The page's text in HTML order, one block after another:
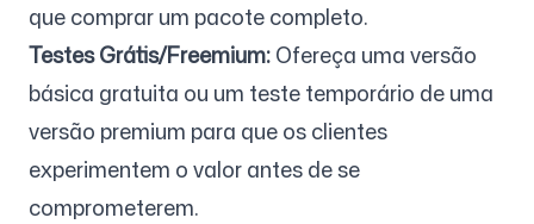
que comprar um pacote completo.
Testes Grátis/Freemium:Ofereça uma versão
básica gratuita ou um teste temporário de uma
versão premium para que os clientes
experimentem o valor antes de se
comprometerem.